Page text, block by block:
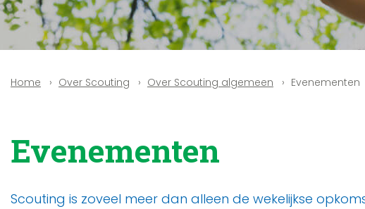
Home Over Scouting Over Scouting algemeen Evenementen
Evenementen
Scouting is zoveel meer dan alleen de wekelijkse